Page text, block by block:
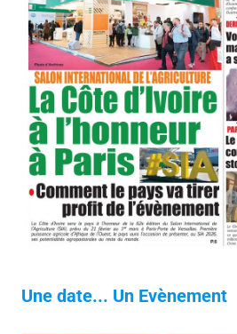
Une date... Un Evènement